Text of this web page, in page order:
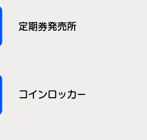
定期券発売所
コインロッカー